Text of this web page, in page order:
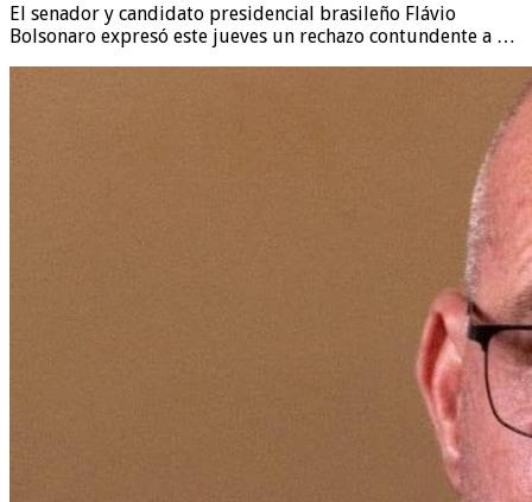
El senador y candidato presidencial brasileño Flávio
Bolsonaro expresó este jueves un rechazo contundente a …